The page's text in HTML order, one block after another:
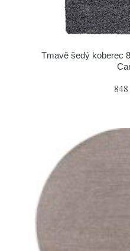
Tmavě šedý koberec